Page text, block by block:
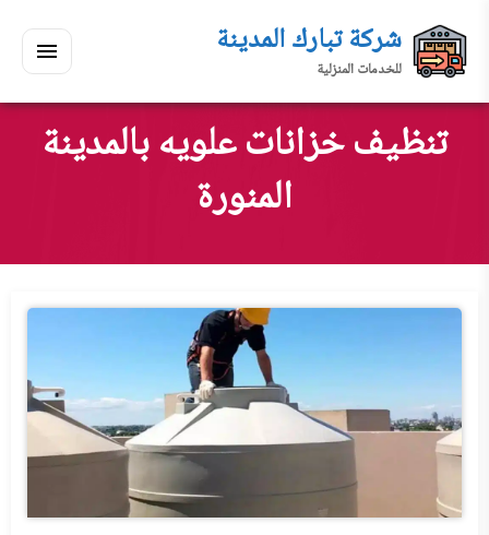
إلى
المحتوى
القائمة
شركة تبارك المدينة
للخدمات المنزلية
ابحث
في
مسكنك
ابحث
تنظيف خزانات علويه بالمدينة
المنورة